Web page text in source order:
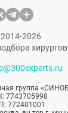
2026
хирургов
группа
7743705998
772401001